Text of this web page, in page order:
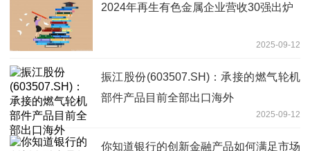
2024年再生有色金属企业营收30强出炉
2025-09-12
振江股份(603507.SH)：承接的燃气轮机
部件产品目前全部出口海外
2025-09-12
你知道银行的创新金融产品如何满足市场